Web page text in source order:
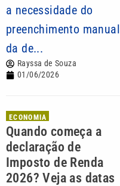
a necessidade do
preenchimento manual
da de...
Rayssa de Souza
01/06/2026
ECONOMIA
Quando começa a
declaração de
Imposto de Renda
2026? Veja as datas